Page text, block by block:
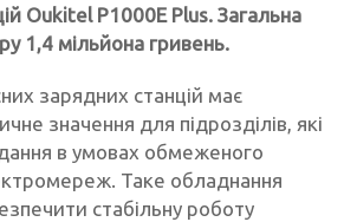
Oukitel P1000E Plus. Загальна
1,4 мільйона гривень.
зарядних станцій має
значення для підрозділів, які
в умовах обмеженого
Таке обладнання
стабільну роботу